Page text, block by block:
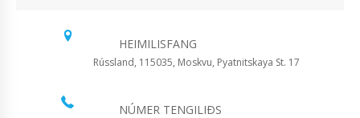
HEIMILISFANG
Rússland, 115035, Moskvu, Pyatnitskaya St. 17
NÚMER TENGILIÐS